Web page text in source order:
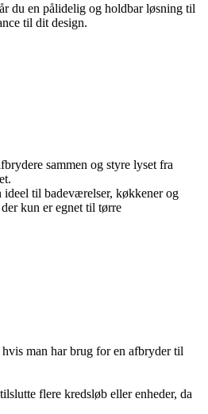
du en pålidelig og holdbar løsning til
til dit design.
sammen og styre lyset fra
til badeværelser, køkkener og
kun er egnet til tørre
man har brug for en afbryder til
flere kredsløb eller enheder, da